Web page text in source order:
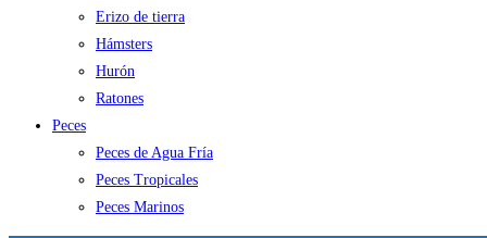
Erizo de tierra
Hámsters
Hurón
Ratones
Peces
Peces de Agua Fría
Peces Tropicales
Peces Marinos